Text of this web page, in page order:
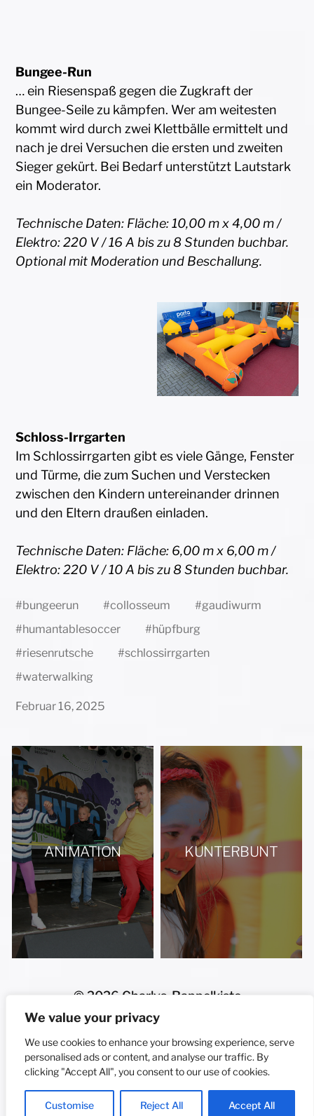
We value your privacy
We use cookies to enhance your browsing experience, serve
personalised ads or content, and analyse our traffic. By
clicking "Accept All", you consent to our use of cookies.
Customise Reject All Accept All
Bungee-Run
… ein Riesenspaß gegen die Zugkraft der
Bungee-Seile zu kämpfen. Wer am weitesten
kommt wird durch zwei Klettbälle ermittelt und
nach je drei Versuchen die ersten und zweiten
Sieger gekürt. Bei Bedarf unterstützt Lautstark
ein Moderator.
Technische Daten: Fläche: 10,00 m x 4,00 m /
Elektro: 220 V / 16 A bis zu 8 Stunden buchbar.
Optional mit Moderation und Beschallung.
Schloss-Irrgarten
Im Schlossirrgarten gibt es viele Gänge, Fenster
und Türme, die zum Suchen und Verstecken
zwischen den Kindern untereinander drinnen
und den Eltern draußen einladen.
Technische Daten: Fläche: 6,00 m x 6,00 m /
Elektro: 220 V / 10 A bis zu 8 Stunden buchbar.
#bungeerun #collosseum #gaudiwurm
#humantablesoccer #hüpfburg
#riesenrutsche #schlossirrgarten
#waterwalking
Februar 16, 2025
ANIMATION KUNTERBUNT
© 2026 Charlys-Rappelkiste
Funk: (0177) 85 00 550
E-Mail: hallo@charlys-rappelkiste.de
fotografielutzschneider.de
-
Ein Theme vonAnders Norén